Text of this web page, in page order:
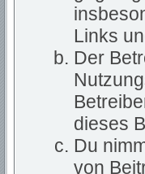
Links
Der
dieses
Du
von